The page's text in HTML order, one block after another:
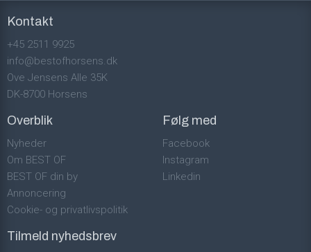
Kontakt
+45 2511 9925
info@bestofhorsens.dk
Ove Jensens Alle 35K
DK-8700 Horsens
Overblik
Nyheder
Om BEST OF
BEST OF din by
Annoncering
Cookie- og privatlivspolitik
Følg med
Facebook
Instagram
Linkedin
Tilmeld nyhedsbrev